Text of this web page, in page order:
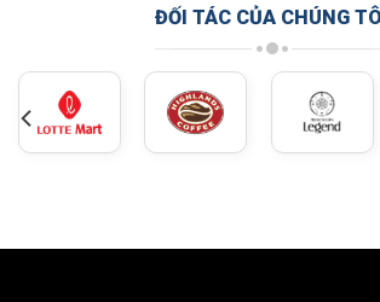
ĐỐI TÁC CỦA CHÚNG